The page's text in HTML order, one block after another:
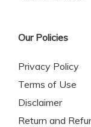
Our Policies
Privacy Policy
Terms of Use
Disclaimer
Return and